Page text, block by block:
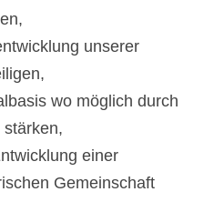
unserer
wo möglich durch
einer
Gemeinschaft